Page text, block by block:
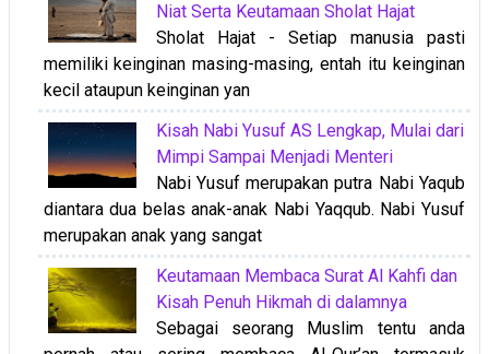
Niat Serta Keutamaan Sholat Hajat
Sholat Hajat - Setiap manusia pasti
memiliki keinginan masing-masing, entah itu keinginan
kecil ataupun keinginan yan
Kisah Nabi Yusuf AS Lengkap, Mulai dari
Mimpi Sampai Menjadi Menteri
Nabi Yusuf merupakan putra Nabi Yaqub
diantara dua belas anak-anak Nabi Yaqqub. Nabi Yusuf
merupakan anak yang sangat
Keutamaan Membaca Surat Al Kahfi dan
Kisah Penuh Hikmah di dalamnya
Sebagai seorang Muslim tentu anda